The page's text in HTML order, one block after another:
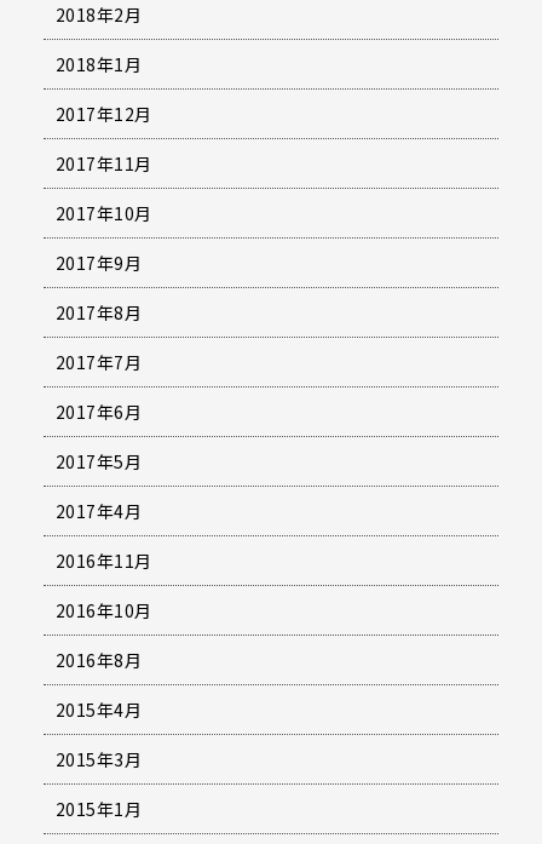
2018年2月
2018年1月
2017年12月
2017年11月
2017年10月
2017年9月
2017年8月
2017年7月
2017年6月
2017年5月
2017年4月
2016年11月
2016年10月
2016年8月
2015年4月
2015年3月
2015年1月